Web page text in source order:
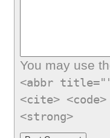
You may use
<abbr
<cite>
<strong>